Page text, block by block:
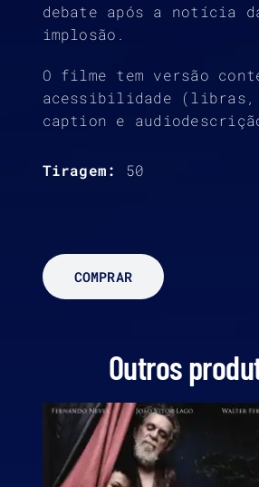
debate após a notícia
implosão.
O filme tem versão
acessibilidade (libras,
caption e
Tiragem: 50
COMPRAR
Outros